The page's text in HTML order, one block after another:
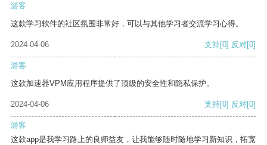
游客
这款学习软件的社区氛围非常好，可以与其他学习者交流学习心得。
2024-04-06 支持[0] 反对[0]
游客
这款加速器VPM应用程序提供了顶级的安全性和隐私保护。
2024-04-06 支持[0] 反对[0]
游客
这款app是我学习路上的良师益友，让我能够随时随地学习新知识，拓宽